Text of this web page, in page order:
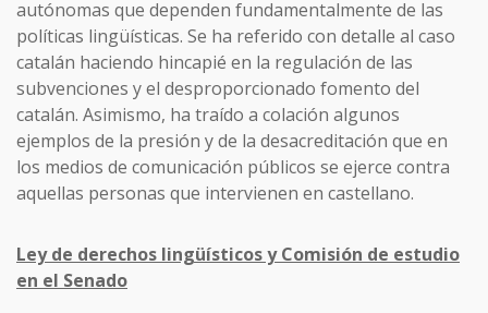
autónomas que dependen fundamentalmente de las
políticas lingüísticas. Se ha referido con detalle al caso
catalán haciendo hincapié en la regulación de las
subvenciones y el desproporcionado fomento del
catalán. Asimismo, ha traído a colación algunos
ejemplos de la presión y de la desacreditación que en
los medios de comunicación públicos se ejerce contra
aquellas personas que intervienen en castellano.
Ley de derechos lingüísticos y Comisión de estudio
en el Senado